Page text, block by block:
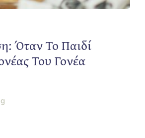
Όταν Το Παιδί
Του Γονέα